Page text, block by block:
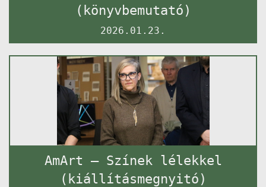
(könyvbemutató)
2026.01.23.
AmArt – Színek lélekkel
(kiállításmegnyitó)